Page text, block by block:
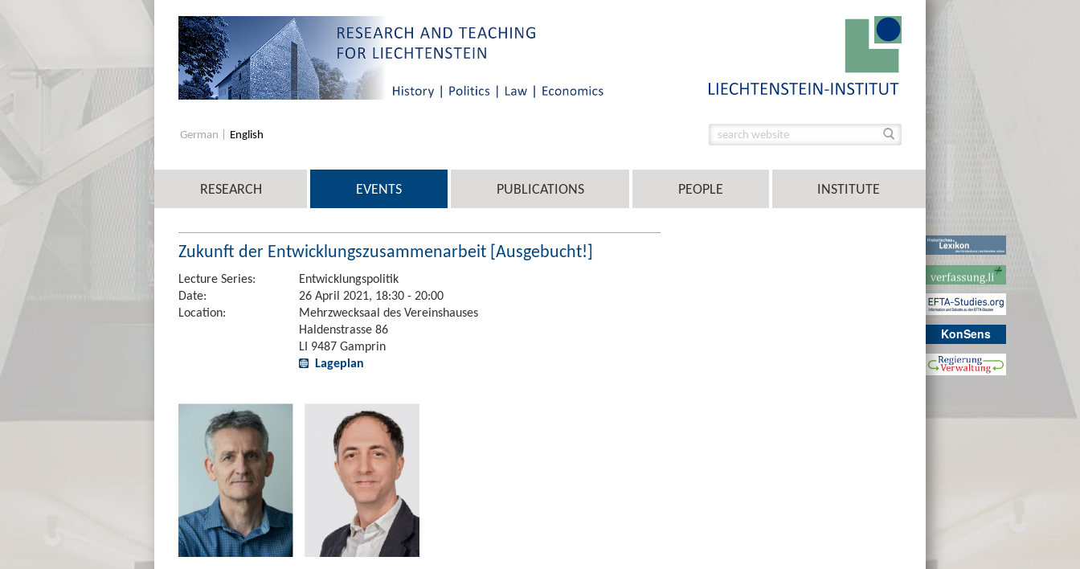
KonSens
German English
RESEARCH EVENTS PUBLICATIONS PEOPLE INSTITUTE
Zukunft der Entwicklungszusammenarbeit [Ausgebucht!]
Lecture Series:
Entwicklungspolitik
Date:
26 April 2021, 18:30 - 20:00
Location:
Mehrzwecksaal des Vereinshauses
Haldenstrasse 86
LI 9487 Gamprin
Lageplan